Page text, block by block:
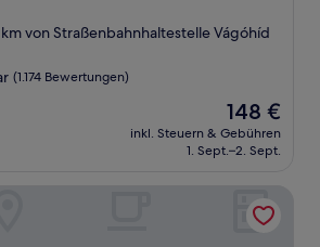
von Straßenbahnhaltestelle Vágóhíd
(1.174 Bewertungen)
Der
Preis
beträgt
148 €
inkl. Steuern & Gebühren
1. Sept.–2. Sept.